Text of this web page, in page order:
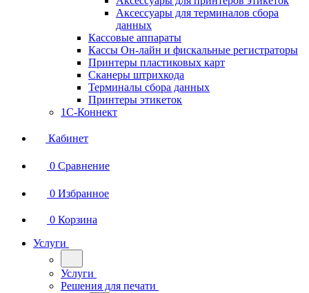
Аксессуары для терминалов сбора
данных
Кассовые аппараты
Кассы Он-лайн и фискальные регистраторы
Принтеры пластиковых карт
Сканеры штрихкода
Терминалы сбора данных
Принтеры этикеток
1С-Коннект
Кабинет
0 Сравнение
0 Избранное
0 Корзина
Услуги
Услуги
Решения для печати